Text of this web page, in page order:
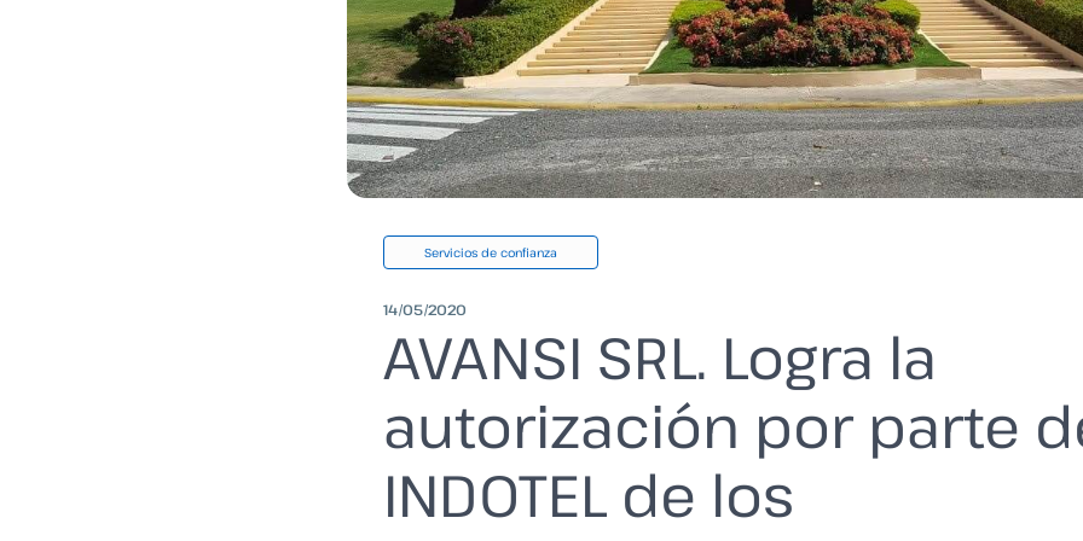
Servicios de confianza
14/05/2020
AVANSI SRL. Logra la
autorización por parte
INDOTEL de los